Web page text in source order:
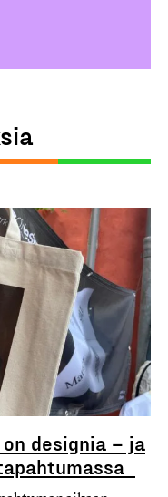
designia – ja